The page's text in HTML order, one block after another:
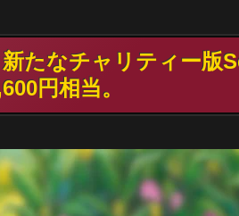
たなチャリティー版
円相当。